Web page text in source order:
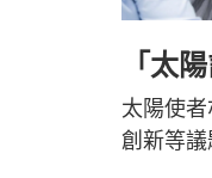
「太
太陽使
創新等